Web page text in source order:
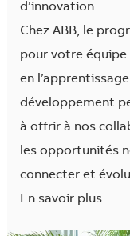
d’innovation.
Chez ABB, le
pour votre
en
développement
à offrir à nos
les opportunités
connecter et
En savoir plus